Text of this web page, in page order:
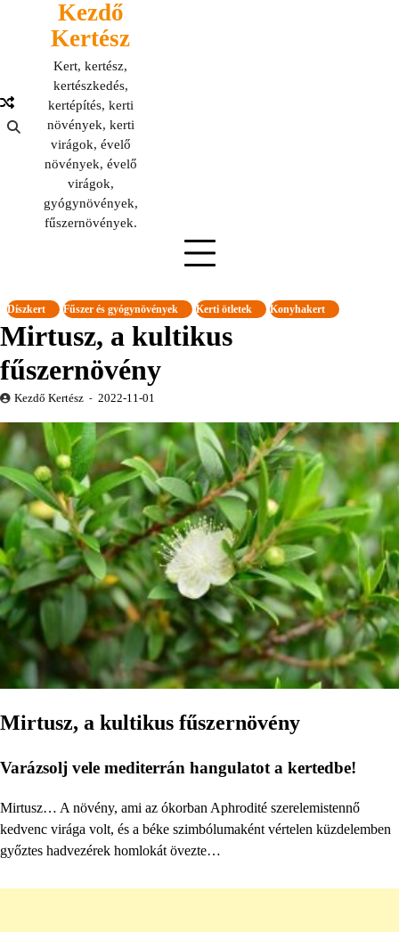
Kezdő
Kertész
Kert, kertész,
kertészkedés,
kertépítés, kerti
növények, kerti
virágok, évelő
növények, évelő
virágok,
gyógynövények,
fűszernövények.
Díszkert Fűszer és gyógynövények Kerti ötletek Konyhakert
Mirtusz, a kultikus
fűszernövény
Kezdő Kertész 2022-11-01
Mirtusz, a kultikus fűszernövény
Varázsolj vele mediterrán hangulatot a kertedbe!
Mirtusz… A növény, ami az ókorban Aphrodité szerelemistennő
kedvenc virága volt, és a béke szimbólumaként vértelen küzdelemben
győztes hadvezérek homlokát övezte…